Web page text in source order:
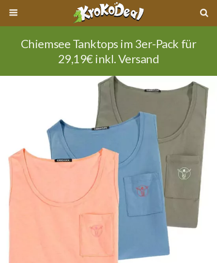
Chiemsee Tanktops im 3er-Pack für
29,19€ inkl. Versand